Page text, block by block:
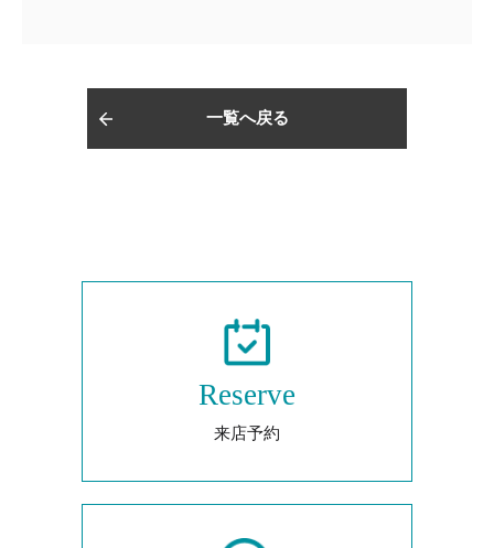
一覧へ戻る
Reserve
来店予約